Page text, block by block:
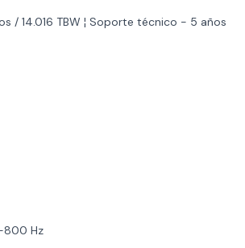
/ 14.016 TBW ¦ Soporte técnico - 5 años
800 Hz